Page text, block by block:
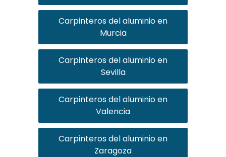
Carpinteros del aluminio en
Murcia
Carpinteros del aluminio en
Sevilla
Carpinteros del aluminio en
Valencia
Carpinteros del aluminio en
Zaragoza